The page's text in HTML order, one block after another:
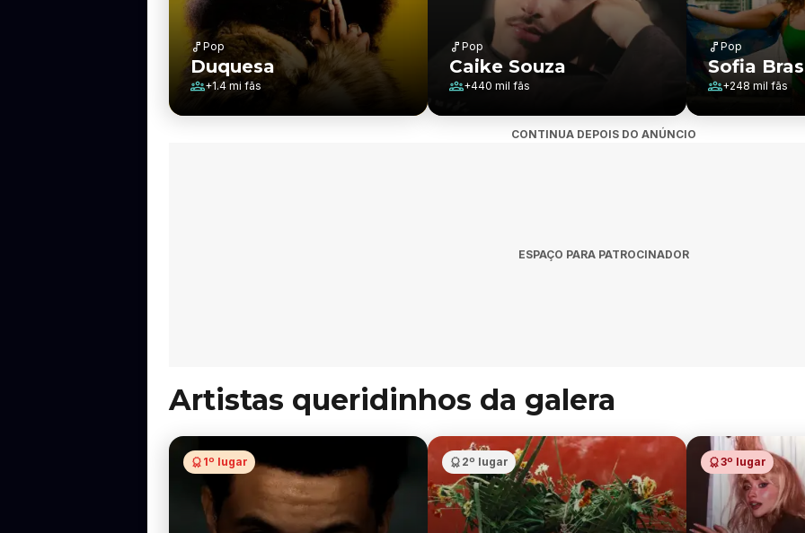
Pop
Duquesa
+1.4 mi fãs
Pop
Caike Souza
+440 mil fãs
Pop
Sofia
+248 milfãs
CONTINUA DEPOIS DO ANÚNCIO
ESPAÇO PARA PATROCINADOR
Artistas queridinhos da galera
1º lugar 2º lugar 3º lugar